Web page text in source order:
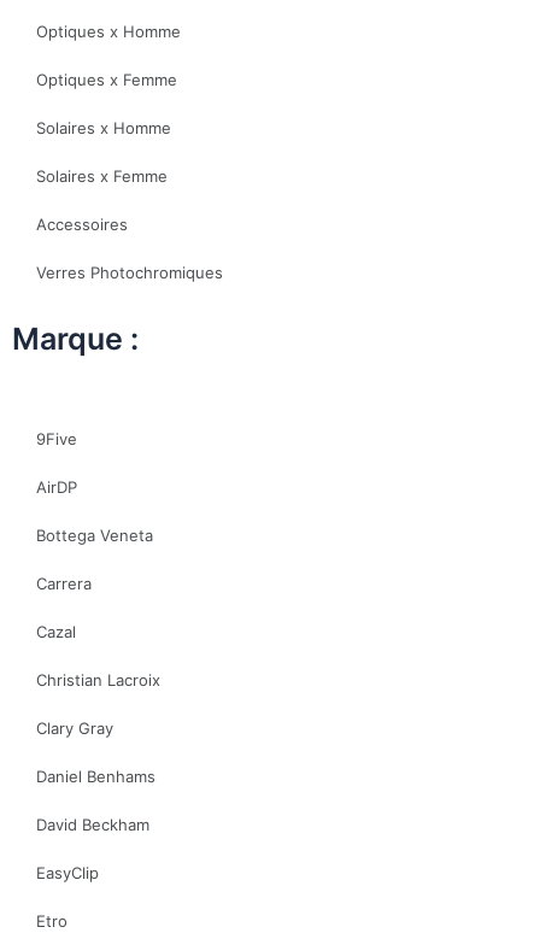
Optiques x Homme
Optiques x Femme
Solaires x Homme
Solaires x Femme
Accessoires
Verres Photochromiques
Marque :
9Five
AirDP
Bottega Veneta
Carrera
Cazal
Christian Lacroix
Clary Gray
Daniel Benhams
David Beckham
EasyClip
Etro